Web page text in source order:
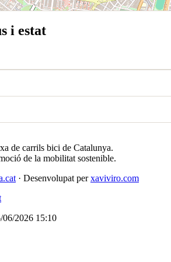
i estat
de carrils bici de Catalunya.
de la mobilitat sostenible.
· Desenvolupat perxaviviro.com
06/2026 15:10